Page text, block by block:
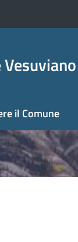
Vesuviano
il Comune